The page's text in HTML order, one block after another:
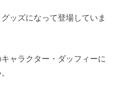
ッズになって登場していま
ャラクター・ダッフィーに